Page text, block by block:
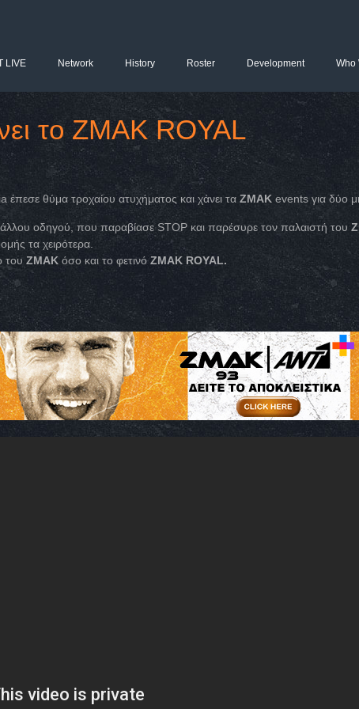
LIVE Network History Roster Development Who
το ZMAK ROYAL
θύμα τροχαίου ατυχήματος και χάνει ταZMAK events για δύο
οδηγού, που παραβίασε STOP και παρέσυρε τον παλαιστή του
τα χειρότερα.
τουZMAK όσο και το φετινόZMAK ROYAL.